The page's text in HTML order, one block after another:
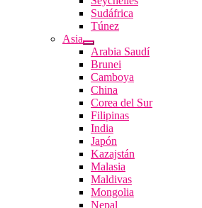
Sudáfrica
Túnez
Asia
Arabia Saudí
Brunei
Camboya
China
Corea del Sur
Filipinas
India
Japón
Kazajstán
Malasia
Maldivas
Mongolia
Nepal